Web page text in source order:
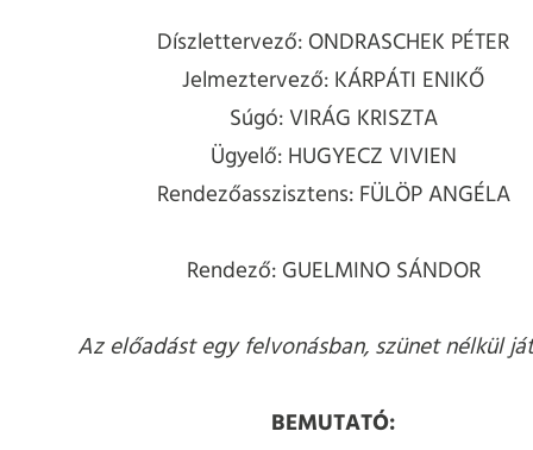
Díszlettervező: ONDRASCHEK PÉTER
Jelmeztervező: KÁRPÁTI ENIKŐ
Súgó: VIRÁG KRISZTA
Ügyelő: HUGYECZ VIVIEN
Rendezőasszisztens: FÜLÖP ANGÉLA
Rendező: GUELMINO SÁNDOR
Az előadást egy felvonásban, szünet nélkül
BEMUTATÓ: